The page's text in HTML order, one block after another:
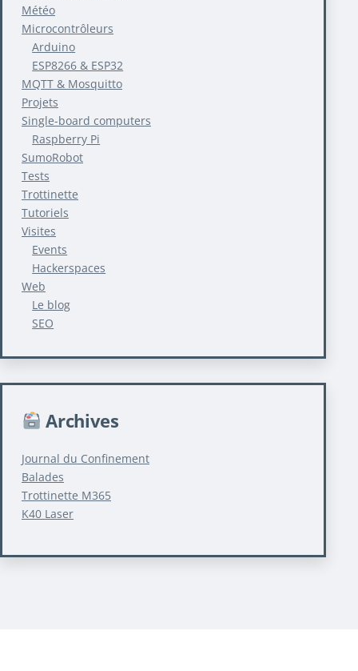
Météo
Microcontrôleurs
Arduino
ESP8266 & ESP32
MQTT & Mosquitto
Projets
Single-board computers
Raspberry Pi
SumoRobot
Tests
Trottinette
Tutoriels
Visites
Events
Hackerspaces
Web
Le blog
SEO
Archives
Journal du Confinement
Balades
Trottinette M365
K40 Laser